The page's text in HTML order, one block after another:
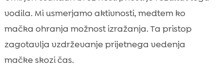
vodila. Mi usmerjamo aktivnosti, medtem ko
mačka ohranja možnost izražanja. Ta pristop
zagotavlja vzdrževanje prijetnega vedenja
mačke skozi čas.